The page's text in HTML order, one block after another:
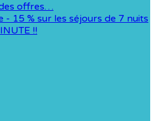
offres…
- 15 % sur les séjours de 7 nuits
!!